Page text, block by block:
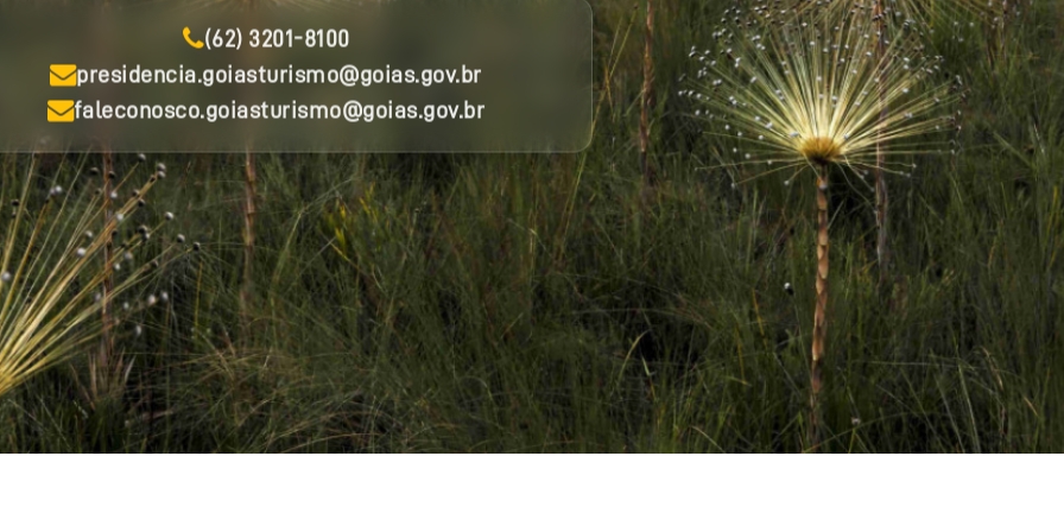
(62) 3201-8100
presidencia.goiasturismo@goias.gov.br
faleconosco.goiasturismo@goias.gov.br